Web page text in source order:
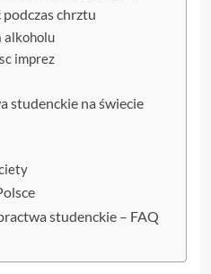
chrztu
alkoholu
imprez
studenckie na świecie
studenckie – FAQ